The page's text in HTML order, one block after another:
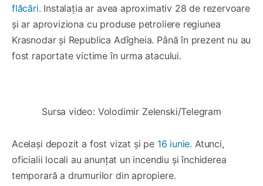
flăcări. Instalația ar avea aproximativ 28 de rezervoare
și ar aproviziona cu produse petroliere regiunea
Krasnodar și Republica Adîgheia. Până în prezent nu au
fost raportate victime în urma atacului.
Sursa video: Volodimir Zelenski/Telegram
Același depozit a fost vizat și pe 16 iunie. Atunci,
oficialii locali au anunțat un incendiu și închiderea
temporară a drumurilor din apropiere.